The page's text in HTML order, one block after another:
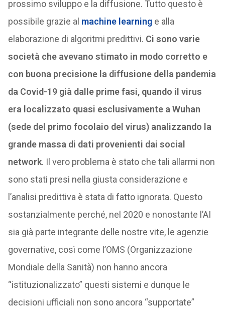
prossimo sviluppo e la diffusione. Tutto questo è
possibile grazie al machine learninge alla
elaborazione di algoritmi predittivi. Ci sono varie
società che avevano stimato in modo corretto e
con buona precisione la diffusione della pandemia
da Covid-19 già dalle prime fasi, quando il virus
era localizzato quasi esclusivamente a Wuhan
(sede del primo focolaio del virus) analizzando la
grande massa di dati provenienti dai social
network. Il vero problema è stato che tali allarmi non
sono stati presi nella giusta considerazione e
l’analisi predittiva è stata di fatto ignorata. Questo
sostanzialmente perché, nel 2020 e nonostante l’AI
sia già parte integrante delle nostre vite, le agenzie
governative, così come l’OMS (Organizzazione
Mondiale della Sanità) non hanno ancora
“istituzionalizzato” questi sistemi e dunque le
decisioni ufficiali non sono ancora “supportate”